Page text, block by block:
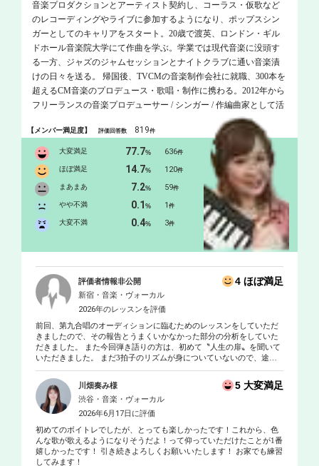
音楽プロダクションとアーティスト契約し、コーラス・仮歌など
のレコーディングやライブに参加するようになり、ポップスシン
ガーとしてのキャリアをスタート。20歳で渡英、ロンドン・ギル
ドホール音楽院大学にて作曲を学ぶ。学業では現代音楽に没頭す
る一方、ジャズのジャムセッションとナイトクラブに通い音楽漬
けの日々を送る。 帰国後、TVCMの音楽制作会社に就職、300本を
超えるCM音楽のプロデュース・歌唱・制作に携わる。2012年から
フリーランスの音楽プロデューサー / シンガー / 作編曲家として活
動を開始。 2013年にはNHK「みんなのうた」にて歌唱楽曲がオン
エア。世界的有名企業のCMソング、サウンドロゴなど数多くの
CM歌唱を手掛けており、まさに「声のプロ」。誰もがテレビで一
度は耳にしたことのある声の持ち主です！ 学生の頃から歌や作曲
を教えることが大好きで、プライベートレッスンにて多くの生徒
さんをお教えしてきました。 POPSはもちろん、ジャズ、クラシッ
クなどの多彩な要素を効率よくレッスンに組み込んでおります。
また、レコーディングディレクターとしても日々現場に立ってお
りますので、生徒さんひとりひとりに合った一番輝ける歌い方、
体の使い方、心の持ち方を引き出すことが何よりも得意です！生
ます！！ 「オンラインレッスンをご希望の会員様へ」 オンライン
レッスンについて https://www.dropbox.com/s/zw6dyvryr23gn4v/ DTM
使用ソフト：protools/Logic/Cubass/Sibelius/Finale
【メンバー満足度】評価回答数 819件
大変満足 77.7% 636件
ほぼ満足 14.7% 120件
まあまあ 7.2% 59件
やや不満 0.1% 1件
大変不満 0.4% 3件
評価者情報非公開 4 ほぼ満足
新宿・音楽・ヴォーカル
2026年のレッスンを評価
前回、第九合唱のオーディションに臨むためのレッスンをしていただ
きましたので、その報告とうまくいかなかった部分の分析をしていた
だきました。 また今回弾き語りの方は、初めて〝人生の扉〟を聞いて
いただきました。 まだ3拍子のリズムが身についていないので、途中
手と左手を使って、違うリズムを同時に刻む練習方法を教えていただ
きました。 ギターを持たなくてもできるので、継続してやってみよう
と思います。
川畑奏み様 5 大変満足
渋谷・音楽・ヴォーカル
2026年6月17日に評価
初めてのボイトレでしたが、とっても楽しかったです！これから、色
んな歌が歌えるようになりそうだよ！って仰っていただけたことが1番
嬉しかったです！ 引き続きよろしくお願いいたします！ お家でも練習
してみます！